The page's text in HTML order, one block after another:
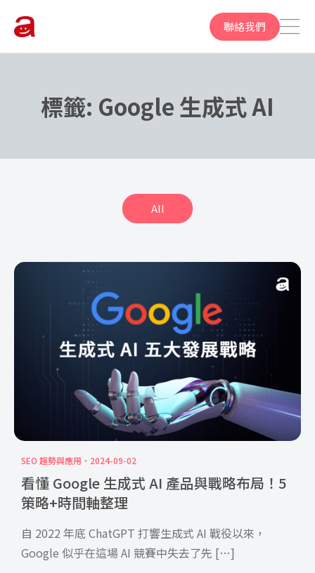
聯絡我們
標籤: Google 生成式 AI
All
SEO 趨勢與應用 2024-09-02
看懂 Google 生成式 AI 產品與戰略布局！5
策略+時間軸整理
自 2022 年底 ChatGPT 打響生成式 AI 戰役以來，
Google 似乎在這場 AI 競賽中失去了先 […]